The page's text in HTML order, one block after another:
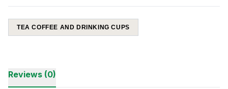
TEA COFFEE AND DRINKING CUPS
Reviews (0)